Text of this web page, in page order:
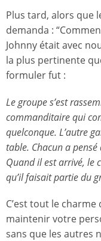
Plus tard, alors que
demanda :
Johnny était avec
la plus pertinente
formuler fut :
Le groupe s’est
commanditaire qui
quelconque. L’autre
table. Chacun a pensé
Quand il est arrivé, le
qu’il faisait partie du
C’est tout le
maintenir votre
sans que les autres